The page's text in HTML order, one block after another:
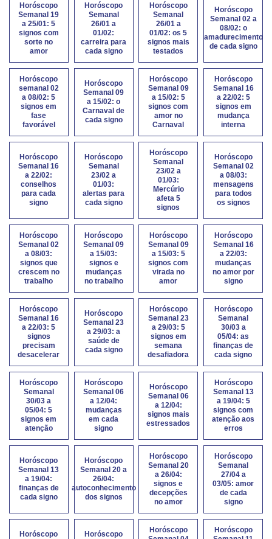
Horóscopo
Semanal 19
a 25/01: 5
signos com
sorte no
amor
Horóscopo
Semanal
26/01 a
01/02:
carreira para
cada signo
Horóscopo
Semanal
26/01 a
01/02: os 5
signos mais
testados
Horóscopo
Semanal 02 a
08/02: o
amadurecimento
de cada signo
Horóscopo
semanal 02
a 08/02: 5
signos em
fase
favorável
Horóscopo
Semanal 09
a 15/02: o
Carnaval de
cada signo
Horóscopo
Semanal 09
a 15/02: 5
signos com
amor no
Carnaval
Horóscopo
Semanal 16
a 22/02: 5
signos em
mudança
interna
Horóscopo
Semanal 16
a 22/02:
conselhos
para cada
signo
Horóscopo
Semanal
23/02 a
01/03:
alertas para
cada signo
Horóscopo
Semanal
23/02 a
01/03:
Mercúrio
afeta 5
signos
Horóscopo
Semanal 02
a 08/03:
mensagens
para todos
os signos
Horóscopo
Semanal 02
a 08/03:
signos que
crescem no
trabalho
Horóscopo
Semanal 09
a 15/03:
signos e
mudanças
no trabalho
Horóscopo
Semanal 09
a 15/03: 5
signos com
virada no
amor
Horóscopo
Semanal 16
a 22/03:
mudanças
no amor por
signo
Horóscopo
Semanal 16
a 22/03: 5
signos
precisam
desacelerar
Horóscopo
Semanal 23
a 29/03: a
saúde de
cada signo
Horóscopo
Semanal 23
a 29/03: 5
signos em
semana
desafiadora
Horóscopo
Semanal
30/03 a
05/04: as
finanças de
cada signo
Horóscopo
Semanal
30/03 a
05/04: 5
signos em
atenção
Horóscopo
Semanal 06
a 12/04:
mudanças
em cada
signo
Horóscopo
Semanal 06
a 12/04:
signos mais
estressados
Horóscopo
Semanal 13
a 19/04: 5
signos com
atenção aos
erros
Horóscopo
Semanal 13
a 19/04:
finanças de
cada signo
Horóscopo
Semanal 20 a
26/04:
autoconhecimento
dos signos
Horóscopo
Semanal 20
a 26/04:
signos e
decepções
no amor
Horóscopo
Semanal
27/04 a
03/05: amor
de cada
signo
Horóscopo Horóscopo
Horóscopo
Horóscopo